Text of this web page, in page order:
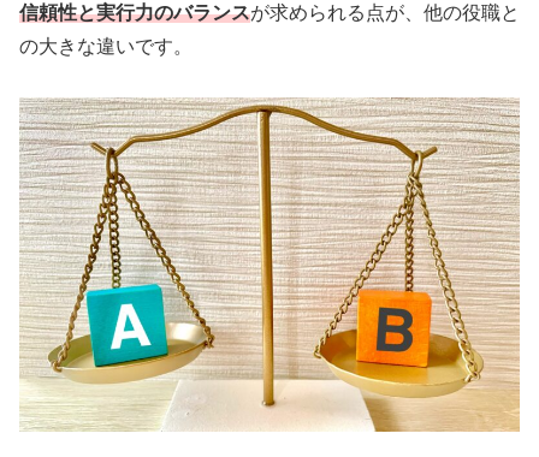
信頼性と実行力のバランスが求められる点が、他の役職と
の大きな違いです。